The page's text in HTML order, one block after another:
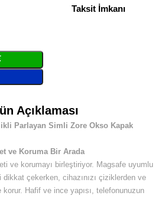
Taksit İmkanı
Açıklaması
Parlayan Simli Zore Okso Kapak
ve Koruma Bir Arada
ve korumayı birleştiriyor. Magsafe uyumlu
dikkat çekerken, cihazınızı çiziklerden ve
korur. Hafif ve ince yapısı, telefonunuzun